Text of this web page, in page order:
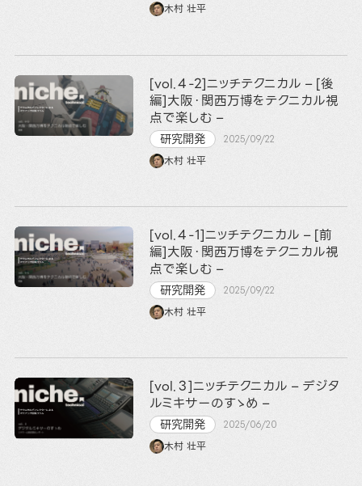
木村 壮平
[vol.４-2]ニッチテクニカル – [後
編]大阪・関西万博をテクニカル視
点で楽しむ –
研究開発 2025/09/22
木村 壮平
[vol.４-1]ニッチテクニカル – [前
編]大阪・関西万博をテクニカル視
点で楽しむ –
研究開発 2025/09/22
木村 壮平
[vol.３]ニッチテクニカル – デジタ
ルミキサーのすゝめ –
研究開発 2025/06/20
木村 壮平